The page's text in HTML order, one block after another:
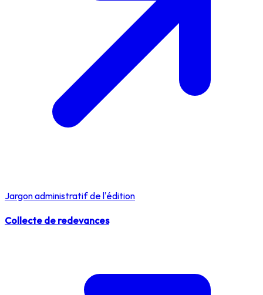
Jargon administratif de l'édition
Collecte de redevances